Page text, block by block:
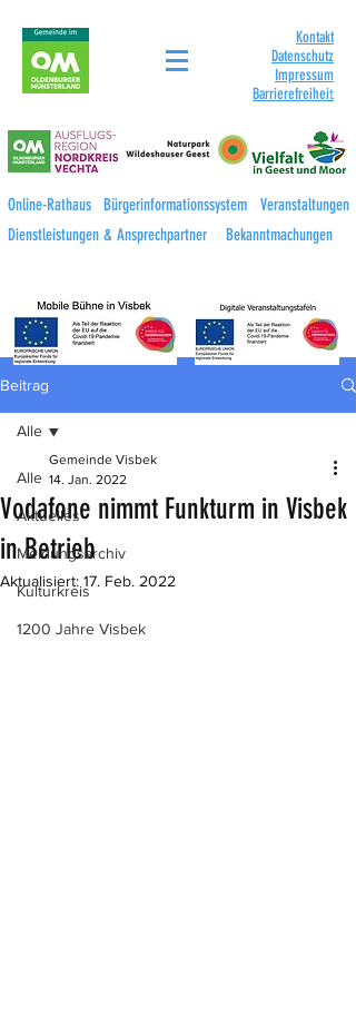
Kontakt
Datenschutz
Impressum
Barrierefreiheit
Online-Rathaus Bürgerinformationssystem
Veranstaltungen
Dienstleistungen & Ansprechpartner
Bekanntmachungen
Beitrag
Alle
Aktuelles
Meldungsarchiv
Kulturkreis
1200 Jahre Visbek
Alle
Vodafone nimmt Funkturm in Visbek
in Betrieb
Gemeinde Visbek
14. Jan. 2022
Aktualisiert: 17. Feb. 2022